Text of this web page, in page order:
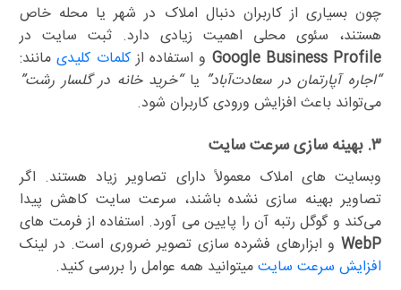
چون بسیاری از کاربران دنبال املاک در شهر یا محله خاص
هستند، سئوی محلی اهمیت زیادی دارد. ثبت سایت در
Google Business Profile و استفاده ازکلمات کلیدیمانند:
“اجاره آپارتمان در سعادت‌آباد” یا“خرید خانه در گلسار رشت”
می‌تواند باعث افزایش ورودی کاربران شود.
۳. بهینه سازی سرعت سایت
وبسایت های املاک معمولاً دارای تصاویر زیاد هستند. اگر
تصاویر بهینه سازی نشده باشند، سرعت سایت کاهش پیدا
می‌کند و گوگل رتبه آن را پایین می آورد. استفاده از فرمت های
WebP و ابزارهای فشرده سازی تصویر ضروری است. در لینک
افزایش سرعت سایتمیتوانید همه عوامل را بررسی کنید.